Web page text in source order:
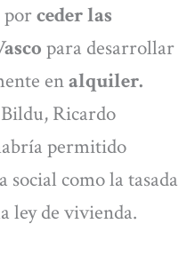
porceder las
para desarrollar
enalquiler.
Ricardo
permitido
como la tasada
ley de vivienda.